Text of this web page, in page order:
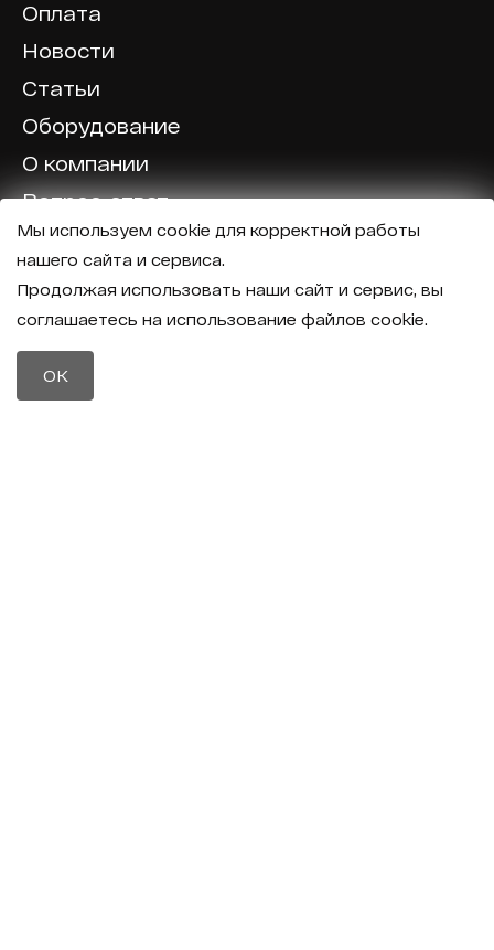
Оплата
Новости
Статьи
Оборудование
О компании
Вопрос-ответ
Отзывы
Политика конфиденциальности
8 (800) 600-40-37
Мы используем cookie для корректной работы
нашего сайта и сервиса.
Продолжая использовать наши сайт и сервис, вы
соглашаетесь на использование файлов cookie.
OK